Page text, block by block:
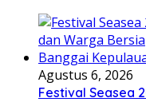
Agustus 6, 2026
Festival Seasea